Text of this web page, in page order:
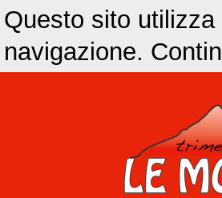
Questo sito
navigazione.